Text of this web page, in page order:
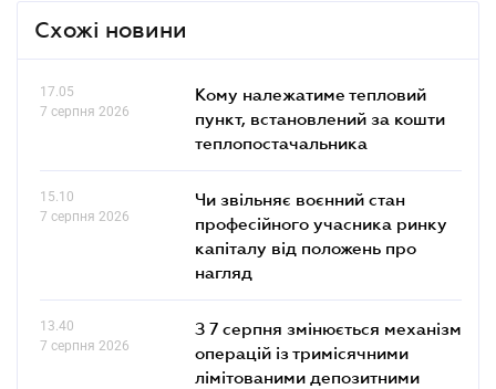
Схожі новини
17.05
7 серпня 2026
Кому належатиме тепловий
пункт, встановлений за кошти
теплопостачальника
15.10
7 серпня 2026
Чи звільняє воєнний стан
професійного учасника ринку
капіталу від положень про
нагляд
13.40
7 серпня 2026
З 7 серпня змінюється механізм
операцій із тримісячними
лімітованими депозитними